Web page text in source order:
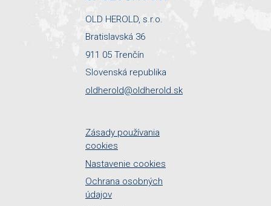
OLD HEROLD, s.r.o.
Bratislavská 36
911 05 Trenčín
Slovenská republika
oldherold@oldherold.sk
Zásady používania
cookies
Nastavenie cookies
Ochrana osobných
údajov